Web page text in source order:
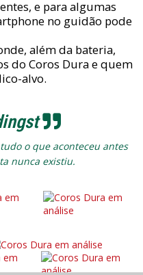
e para algumas
no guidão pode
além da bateria,
do Coros Dura e quem
alvo.
o que aconteceu antes
nunca existiu.